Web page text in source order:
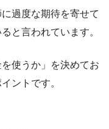
過度な期待を寄せて
と言われています。
使うか」を決めてお
ントです。